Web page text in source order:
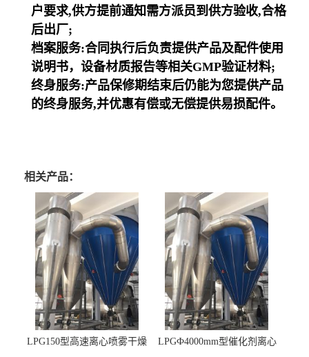
户要求,供方提前通知需方派员到供方验收,合格
后出厂;
档案服务:合同执行后负责提供产品及配件使用
说明书，设备材质报告等相关GMP验证材料;
终身服务:产品保修期结束后仍能为您提供产品
的终身服务,并优惠有偿或无偿提供易损配件。
相关产品：
LPG150型高速离心喷雾干燥
LPGФ4000mm型催化剂离心